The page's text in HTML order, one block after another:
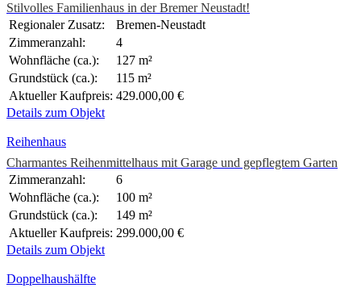
Stilvolles Familienhaus in der Bremer Neustadt!
Regionaler Zusatz:
Bremen-Neustadt
Zimmeranzahl:
4
Wohnfläche (ca.):
127 m²
Grundstück (ca.):
115 m²
Aktueller Kaufpreis: 429.000,00 €
Details zum Objekt
Reihenhaus
Charmantes Reihenmittelhaus mit Garage und gepflegtem Garten
Zimmeranzahl:
6
Wohnfläche (ca.):
100 m²
Grundstück (ca.):
149 m²
Aktueller Kaufpreis: 299.000,00 €
Details zum Objekt
Doppelhaushälfte